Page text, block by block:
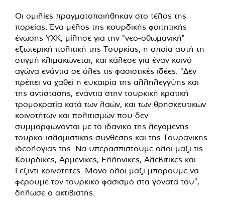
Οι ομιλίες πραγματοποιήθηκαν στο τέλος της
πορείας. Ένα μέλος της κουρδικής φοιτητικής
ένωσης YXK, μίλησε για την "νεο-οθωμανική"
εξωτερική πολιτική της Τουρκίας, η οποία αυτή τη
στιγμή κλιμακώνεται, και κάλεσε για έναν κοινό
αγώνα ενάντια σε όλες τις φασιστικές ιδέες. "Δεν
πρέπει να χαθεί η ευκαιρία της αλληλεγγύης και
της αντίστασης, ενάντια στην τουρκική κρατική
τρομοκρατία κατά των λαών, και των θρησκευτικών
κοινοτήτων και πολιτισμών που δεν
συμμορφώνονται με το ιδανικό της λεγόμενης
τουρκο-ισλαμιστικής σύνθεσης και της Τουρανικής
ιδεολογίας της. Να υπερασπιστούμε όλοι μαζί τις
Κουρδικές, Αρμενικές, Ελληνικές, Αλεβίτικες και
Γεζίντι κοινότητες. Μόνο όλοι μαζί μπορούμε να
φέρουμε τον τουρκικό φασισμό στα γόνατά του",
δήλωσε ο ακτιβιστής.